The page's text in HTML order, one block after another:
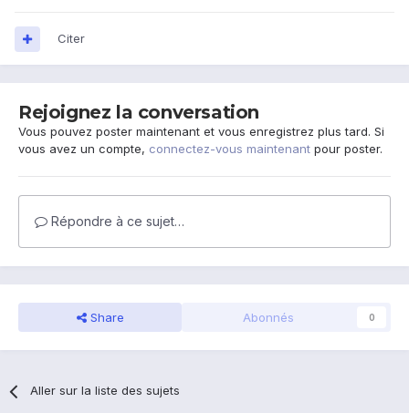
Citer
Rejoignez la conversation
Vous pouvez poster maintenant et vous enregistrez plus tard. Si
vous avez un compte, connectez-vous maintenant pour poster.
Répondre à ce sujet…
Share Abonnés 0
Aller sur la liste des sujets